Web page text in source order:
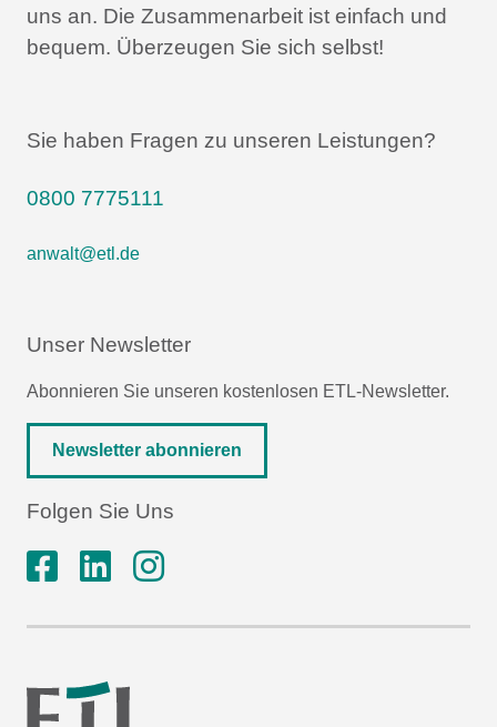
uns an. Die Zusammenarbeit ist einfach und
bequem. Überzeugen Sie sich selbst!
Sie haben Fragen zu unseren Leistungen?
0800 7775111
anwalt@etl.de
Unser Newsletter
Abonnieren Sie unseren kostenlosen ETL-Newsletter.
Newsletter abonnieren
Folgen Sie Uns